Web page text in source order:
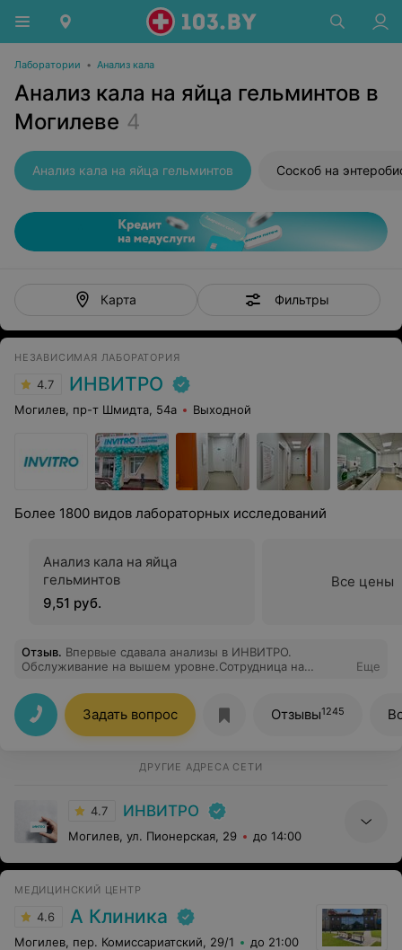
Лаборатории • Анализ кала
Анализ кала на яйца гельминтов в
Могилеве 4
Анализ кала на яйца гельминтов Соскоб на
Карта Фильтры
НЕЗАВИСИМАЯ ЛАБОРАТОРИЯ
4.7 ИНВИТРО
Могилев, пр-т Шмидта, 54а Выходной
Более 1800 видов лабораторных исследований
Анализ кала на яйца
гельминтов
9,51 руб.
Все цены
Отзыв. Впервые сдавала анализы в ИНВИТРО.
Обслуживание на вышем уровне.Сотрудница на
объяснила ,заполнила документы и медсёстра,
которая берет анализы,со мной вела себя так, что я
почувствовала себя маленькой девочкой))),очень было
приятно. Внутри здания "ИНВИТРО" все очень чисто и
Действительно умеют найти подход к человеку. Я
здесь. Спасибо большое и удачи!
Еще
Задать вопрос Отзывы1245
ДРУГИЕ АДРЕСА СЕТИ
4.7 ИНВИТРО
Могилев, ул. Пионерская, 29 до 14:00
МЕДИЦИНСКИЙ ЦЕНТР
4.6 А Клиника
Могилев, пер. Комиссариатский, 29/1 до 21:00